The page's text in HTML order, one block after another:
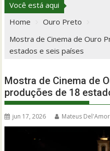
Você está aqui
Home
Ouro Preto
Mostra de Cinema de Ouro
estados e seis países
Mostra de Cinema de
produções de 18
jun 17, 2026 Mateus